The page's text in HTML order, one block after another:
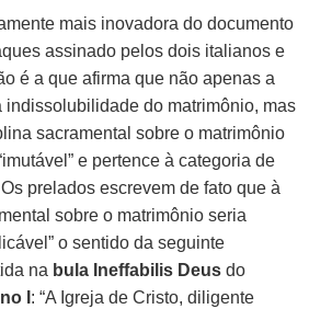
mais inovadora do documento
assinado pelos dois italianos e
é a que afirma que não apenas a
indissolubilidade do matrimônio, mas
sacramental sobre o matrimônio
e pertence à categoria de
Os prelados escrevem de fato que à
sobre o matrimônio seria
o sentido da seguinte
na bula Ineffabilis Deus do
I : “A Igreja de Cristo, diligente